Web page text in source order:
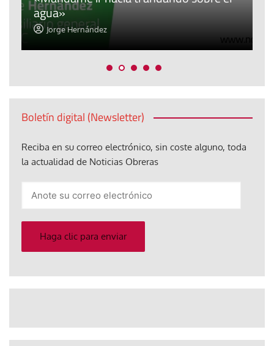
agua»
Jorge Hernández
Boletín digital (Newsletter)
Reciba en su correo electrónico, sin coste alguno, toda
la actualidad de Noticias Obreras
electrónico
Haga clic para enviar